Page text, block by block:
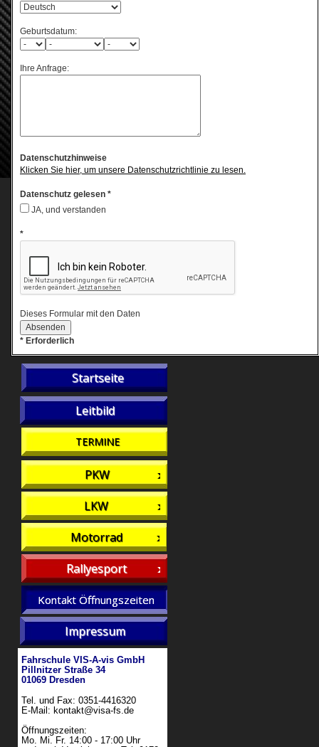
Geburtsdatum:
Ihre Anfrage:
Datenschutzhinweise
Klicken Sie hier, um unsere Datenschutzrichtlinie zu lesen.
Datenschutz gelesen *
JA, und verstanden
*
Dieses Formular mit den Daten
* Erforderlich
Startseite
Leitbild
TERMINE
PKW
LKW
Motorrad
Rallyesport
Kontakt Öffnungszeiten
Impressum
Fahrschule VIS-A-vis GmbH
Pillnitzer Straße 34
01069 Dresden
Tel. und Fax: 0351-4416320
E-Mail: kontakt@visa-fs.de
Öffnungszeiten:
Mo. Mi. Fr. 14:00 - 17:00 Uhr